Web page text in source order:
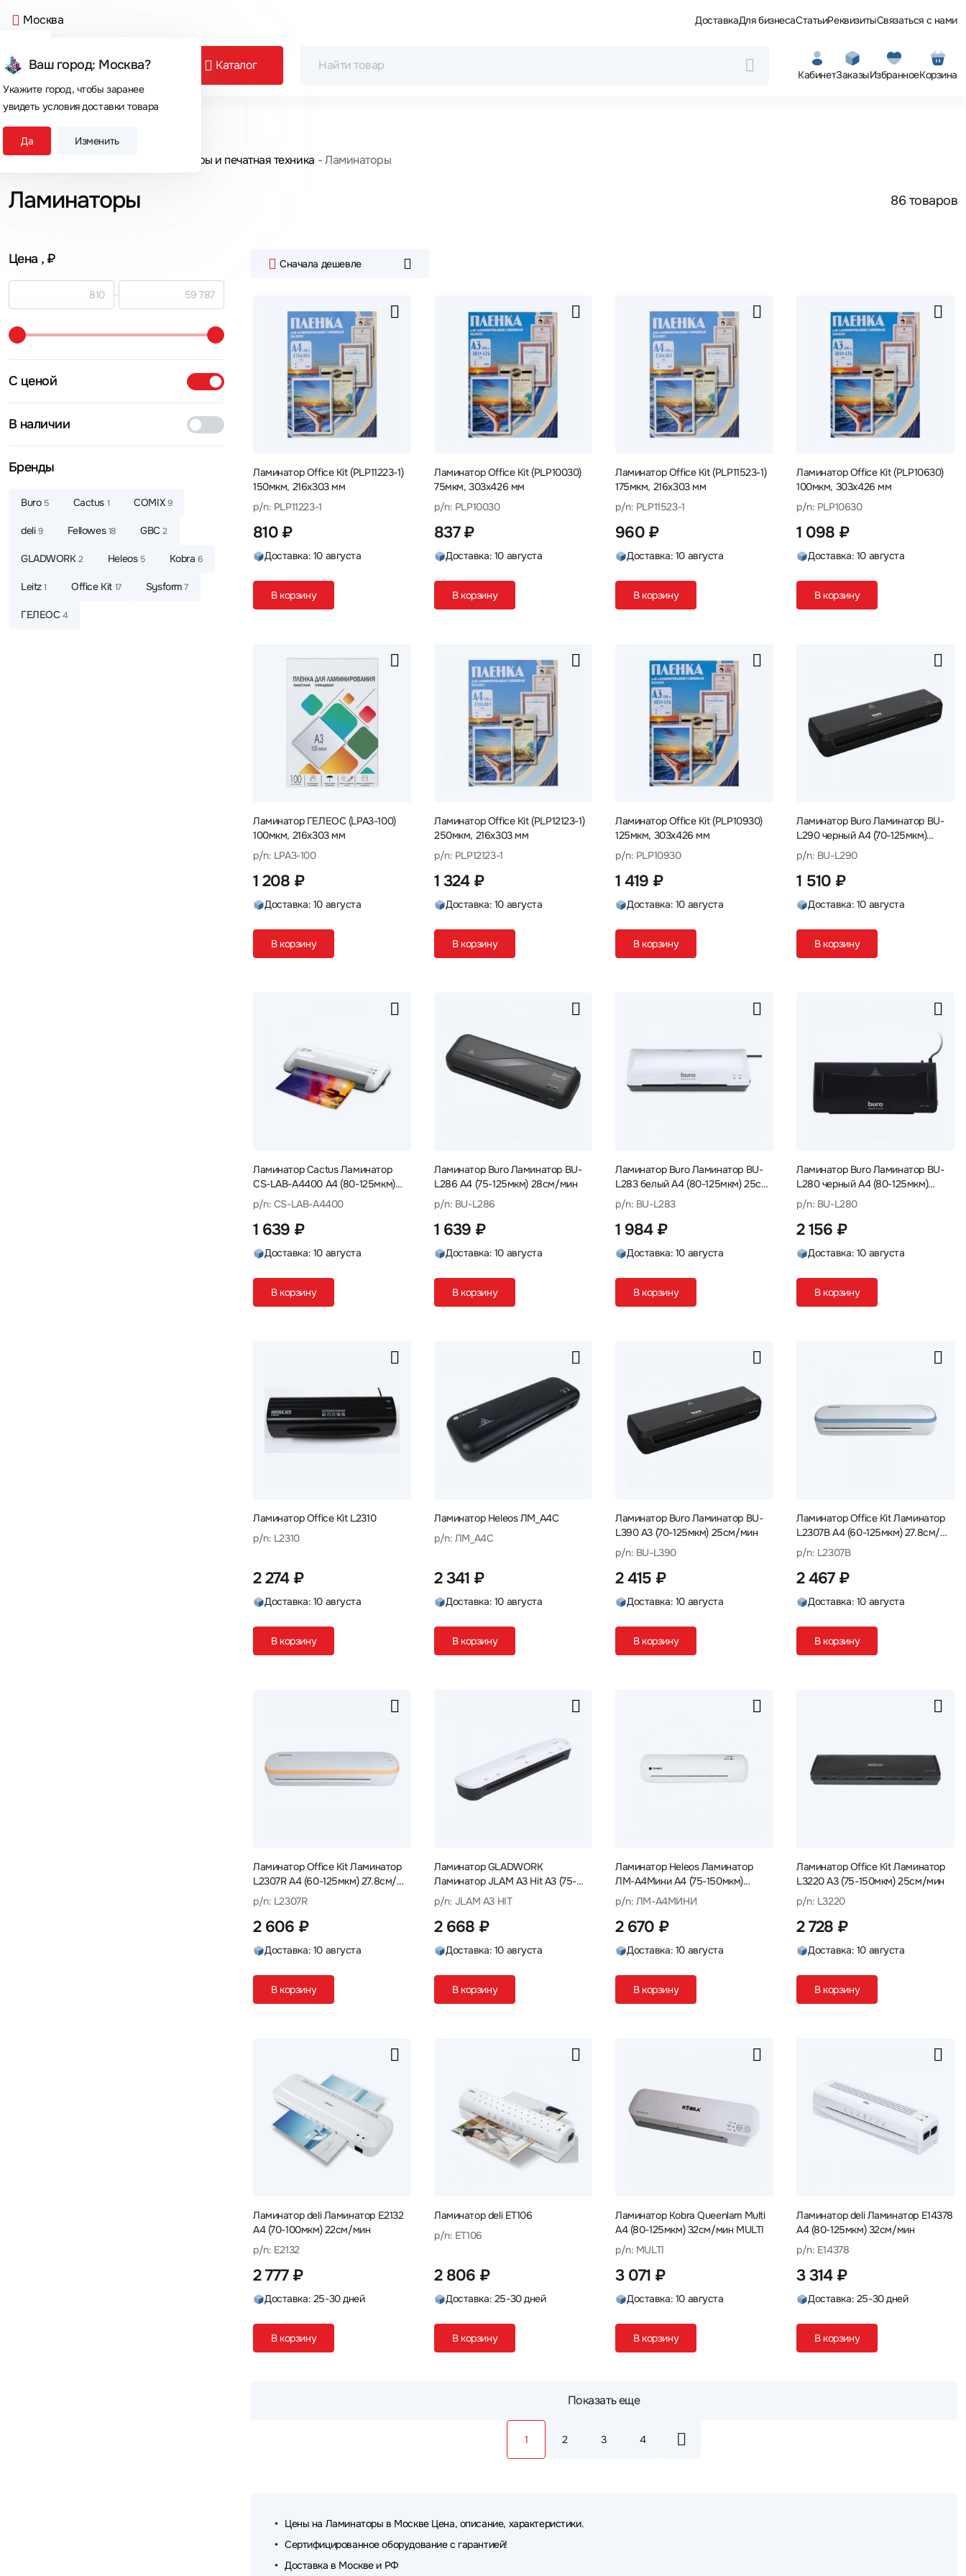
Москва
Ваш город: Москва?
Укажите город, чтобы заранее
увидеть условия доставки товара
Да Изменить
ДоставкаДля бизнесаСтатьиРеквизитыСвязаться с нами
Каталог
КабинетЗаказыИзбранноеКорзина
Сегодня покупают
Главная Принтеры и печатная техника Ламинаторы
Ламинаторы 86 товаров
Цена , ₽
С ценой
В наличии
Бренды
Buro 5 Cactus 1 COMIX9
deli9 Fellowes18 GBC2
GLADWORK2 Heleos 5 Kobra6
Leitz1 Office Kit 17 Sysform7
ГЕЛЕОС4
Сначала дешевле
Ламинатор Office Kit (PLP11223-1)
150мкм, 216х303 мм
p/n: PLP11223-1
810 ₽
Доставка: 10 августа
В корзину
Ламинатор Office Kit (PLP10030)
75мкм, 303х426 мм
p/n: PLP10030
837 ₽
Доставка: 10 августа
В корзину
Ламинатор Office Kit (PLP11523-1)
175мкм, 216х303 мм
p/n: PLP11523-1
960 ₽
Доставка: 10 августа
В корзину
Ламинатор Office Kit (PLP10630)
100мкм, 303х426 мм
p/n: PLP10630
1 098 ₽
Доставка: 10 августа
В корзину
Ламинатор ГЕЛЕОС (LPA3-100)
100мкм, 216х303 мм
p/n: LPA3-100
1 208 ₽
Доставка: 10 августа
В корзину
Ламинатор Office Kit (PLP12123-1)
250мкм, 216х303 мм
p/n: PLP12123-1
1 324 ₽
Доставка: 10 августа
В корзину
Ламинатор Office Kit (PLP10930)
125мкм, 303х426 мм
p/n: PLP10930
1 419 ₽
Доставка: 10 августа
В корзину
Ламинатор Buro Ламинатор BU-
L290 черный A4 (70-125мкм)
25см/мин
p/n: BU-L290
1 510 ₽
Доставка: 10 августа
В корзину
Ламинатор Cactus Ламинатор
CS-LAB-A4400 A4 (80-125мкм)
40см/мин
p/n: CS-LAB-A4400
1 639 ₽
Доставка: 10 августа
В корзину
Ламинатор Buro Ламинатор BU-
L286 А4 (75-125мкм) 28см/мин
p/n: BU-L286
1 639 ₽
Доставка: 10 августа
В корзину
Ламинатор Buro Ламинатор BU-
L283 белый A4 (80-125мкм) 25см/
мин
p/n: BU-L283
1 984 ₽
Доставка: 10 августа
В корзину
Ламинатор Buro Ламинатор BU-
L280 черный A4 (80-125мкм)
25см/мин
p/n: BU-L280
2 156 ₽
Доставка: 10 августа
В корзину
Ламинатор Office Kit L2310
p/n: L2310
2 274 ₽
Доставка: 10 августа
В корзину
Ламинатор Heleos ЛМ_А4C
p/n: ЛМ_А4C
2 341 ₽
Доставка: 10 августа
В корзину
Ламинатор Buro Ламинатор BU-
L390 A3 (70-125мкм) 25см/мин
p/n: BU-L390
2 415 ₽
Доставка: 10 августа
В корзину
Ламинатор Office Kit Ламинатор
L2307B A4 (60-125мкм) 27.8см/
мин
p/n: L2307B
2 467 ₽
Доставка: 10 августа
В корзину
Ламинатор Office Kit Ламинатор
L2307R A4 (60-125мкм) 27.8см/
мин
p/n: L2307R
2 606 ₽
Доставка: 10 августа
В корзину
Ламинатор GLADWORK
Ламинатор JLAM A3 Hit A3 (75-
125мкм) 75см/мин JLAM A3 HIT
p/n: JLAM A3 HIT
2 668 ₽
Доставка: 10 августа
В корзину
Ламинатор Heleos Ламинатор
ЛМ-А4Мини A4 (75-150мкм)
32см/мин ЛМ-А4МИНИ
p/n: ЛМ-А4МИНИ
2 670 ₽
Доставка: 10 августа
В корзину
Ламинатор Office Kit Ламинатор
L3220 A3 (75-150мкм) 25см/мин
p/n: L3220
2 728 ₽
Доставка: 10 августа
В корзину
Ламинатор deli Ламинатор E2132
A4 (70-100мкм) 22см/мин
p/n: E2132
2 777 ₽
Доставка: 25-30 дней
В корзину
Ламинатор deli ET106
p/n: ET106
2 806 ₽
Доставка: 25-30 дней
В корзину
Ламинатор Kobra Queenlam Multi
A4 (80-125мкм) 32см/мин MULTI
p/n: MULTI
3 071 ₽
Доставка: 10 августа
В корзину
Ламинатор deli Ламинатор E14378
A4 (80-125мкм) 32см/мин
p/n: E14378
3 314 ₽
Доставка: 25-30 дней
В корзину
Показать еще
1 2 3 4
Цены на Ламинаторы в Москве Цена, описание, характеристики.
Сертифицированное оборудование с гарантией!
Доставка в Москве и РФ